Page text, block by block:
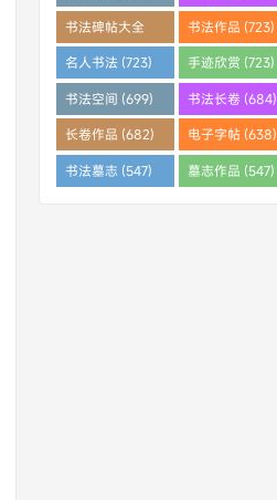
书法碑帖大全
(784)
书法作品 (723)
名人书法 (723) 手迹欣赏 (723)
书法空间 (699) 书法长卷 (684)
长卷作品 (682) 电子字帖 (638)
书法墓志 (547) 墓志作品 (547)